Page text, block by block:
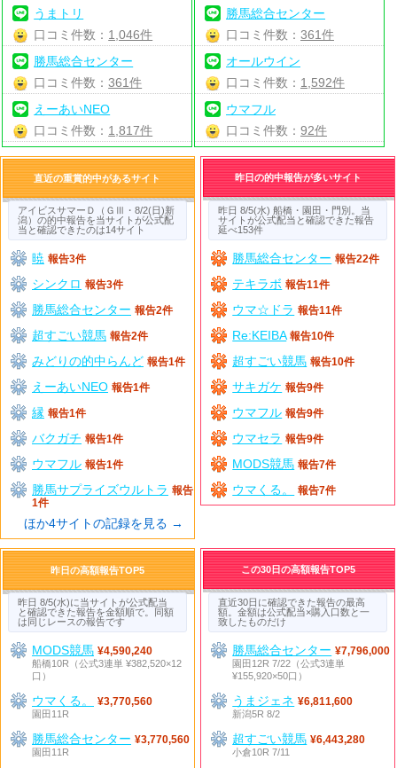
うまトリ
口コミ件数： 1,046件
勝馬総合センター
口コミ件数：361件
えーあいNEO
口コミ件数： 1,817件
勝馬総合センター
口コミ件数： 361件
オールウイン
口コミ件数： 1,592件
ウマフル
口コミ件数： 92件
直近の重賞的中があるサイト
アイビスサマーＤ（ＧⅢ・8/2(日)新
潟）の的中報告を当サイトが公式配
当と確認できたのは14サイト
暁 報告3件
シンクロ 報告3件
勝馬総合センター 報告2件
超すごい競馬 報告2件
みどりの的中らんど 報告1件
えーあいNEO 報告1件
縁 報告1件
バクガチ 報告1件
ウマフル 報告1件
勝馬サプライズウルトラ 報告
1件
ほか4サイトの記録を見る →
昨日の的中報告が多いサイト
昨日 8/5(水) 船橋・園田・門別。当
サイトが公式配当と確認できた報告
延べ153件
勝馬総合センター 報告22件
テキラボ 報告11件
ウマ☆ドラ 報告11件
Re:KEIBA 報告10件
超すごい競馬 報告10件
サキガケ 報告9件
ウマフル 報告9件
ウマセラ 報告9件
MODS競馬 報告7件
ウマくる。 報告7件
昨日の高額報告TOP5
昨日 8/5(水)に当サイトが公式配当
と確認できた報告を金額順で。同額
は同じレースの報告です
MODS競馬 ¥4,590,240
船橋10R（公式3連単 ¥382,520×12
口）
ウマくる。
¥3,770,560
園田11R
勝馬総合センター ¥3,770,560
園田11R
この30日の高額報告TOP5
直近30日に確認できた報告の最高
額。金額は公式配当×購入口数と一
致したものだけ
勝馬総合センター ¥7,796,000
園田12R 7/22（公式3連単
¥155,920×50口）
うまジェネ ¥6,811,600
新潟5R 8/2
超すごい競馬 ¥6,443,280
小倉10R 7/11